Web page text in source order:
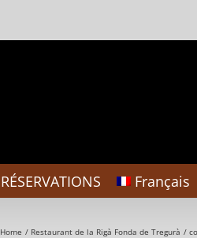
RÉSERVATIONS Français
Home Restaurant de la Rigà Fonda de Tregurà